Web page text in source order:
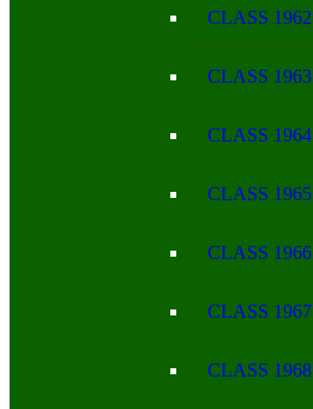
CLASS 1962
CLASS 1963
CLASS 1964
CLASS 1965
CLASS 1966
CLASS 1967
CLASS 1968